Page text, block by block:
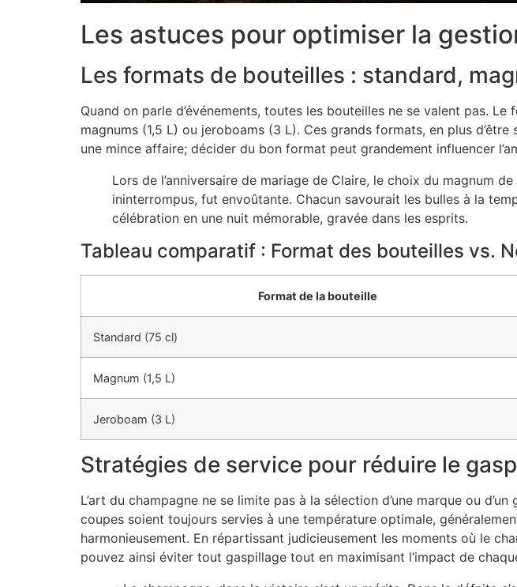
Les astuces pour optimiser la
Les formats de bouteilles : standard,
Quand on parle d’événements, toutes les bouteilles ne se valent pas.
magnums (1,5 L) ou jeroboams (3 L). Ces grands formats, en plus
une mince affaire; décider du bon format peut grandement influencer
Lors de l’anniversaire de mariage de Claire, le choix du magnum
ininterrompus, fut envoûtante. Chacun savourait les bulles à la
célébration en une nuit mémorable, gravée dans les esprits.
Tableau comparatif : Format des bouteilles vs.
Format de la bouteille
Standard (75 cl)
Magnum (1,5 L)
Jeroboam (3 L)
Stratégies de service pour réduire le
L’art du champagne ne se limite pas à la sélection d’une marque ou
coupes soient toujours servies à une température optimale,
harmonieusement. En répartissant judicieusement les moments où le
pouvez ainsi éviter tout gaspillage tout en maximisant l’impact de